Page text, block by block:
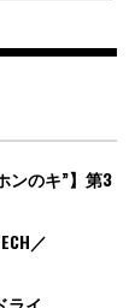
ンのキ”】第3
／